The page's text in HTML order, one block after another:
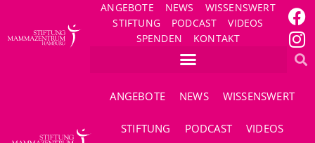
ANGEBOTE NEWS
WISSENSWERT
STIFTUNG
PODCAST
VIDEOS
SPENDEN
KONTAKT
ANGEBOTE NEWS WISSENSWERT
STIFTUNG PODCAST VIDEOS